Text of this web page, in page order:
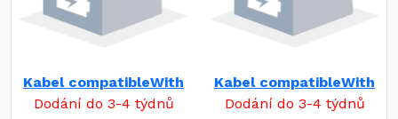
Kabel compatibleWith
Dodání do 3-4 týdnů
Kabel compatibleWith
Dodání do 3-4 týdnů